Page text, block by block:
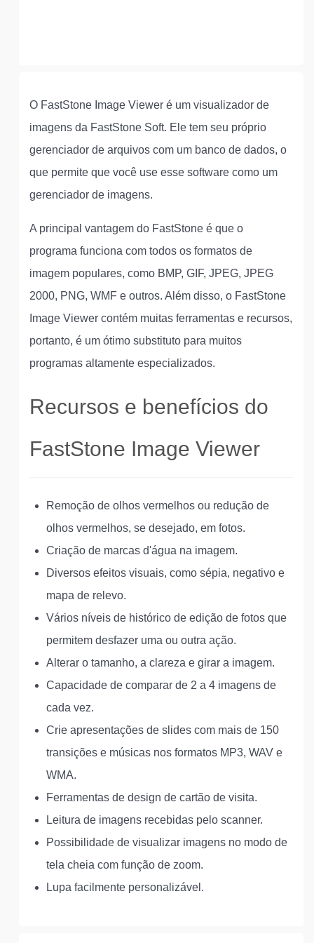
O FastStone Image Viewer é um visualizador de
imagens da FastStone Soft. Ele tem seu próprio
gerenciador de arquivos com um banco de dados, o
que permite que você use esse software como um
gerenciador de imagens.
A principal vantagem do FastStone é que o
programa funciona com todos os formatos de
imagem populares, como BMP, GIF, JPEG, JPEG
2000, PNG, WMF e outros. Além disso, o FastStone
Image Viewer contém muitas ferramentas e recursos,
portanto, é um ótimo substituto para muitos
programas altamente especializados.
Recursos e benefícios do
FastStone Image Viewer
Remoção de olhos vermelhos ou redução de
olhos vermelhos, se desejado, em fotos.
Criação de marcas d'água na imagem.
Diversos efeitos visuais, como sépia, negativo e
mapa de relevo.
Vários níveis de histórico de edição de fotos que
permitem desfazer uma ou outra ação.
Alterar o tamanho, a clareza e girar a imagem.
Capacidade de comparar de 2 a 4 imagens de
cada vez.
Crie apresentações de slides com mais de 150
transições e músicas nos formatos MP3, WAV e
WMA.
Ferramentas de design de cartão de visita.
Leitura de imagens recebidas pelo scanner.
Possibilidade de visualizar imagens no modo de
tela cheia com função de zoom.
Lupa facilmente personalizável.